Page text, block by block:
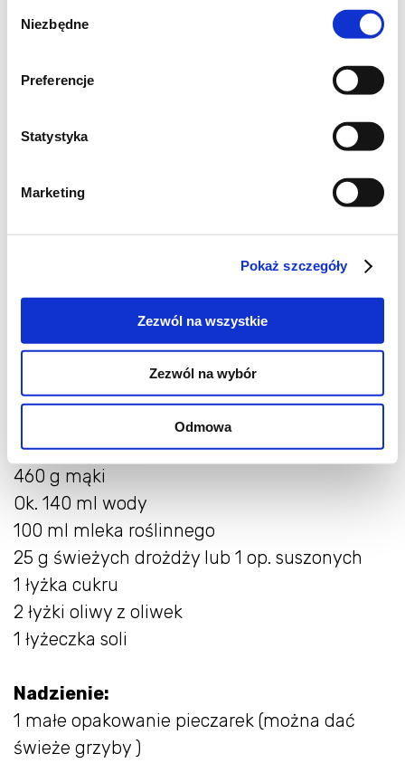
zgody
Niezbędne
Preferencje
Statystyka
Marketing
Pokaż szczegóły
Zezwól na wszystkie
Zezwól na wybór
Odmowa
Bułeczki drożdżowe z pieczarkami do
barszczu
Składniki na ciasto drożdżowe:
460 g mąki
Ok. 140 ml wody
100 ml mleka roślinnego
25 g świeżych drożdży lub 1 op. suszonych
1 łyżka cukru
2 łyżki oliwy z oliwek
1 łyżeczka soli
Nadzienie:
1 małe opakowanie pieczarek (można dać
świeże grzyby )